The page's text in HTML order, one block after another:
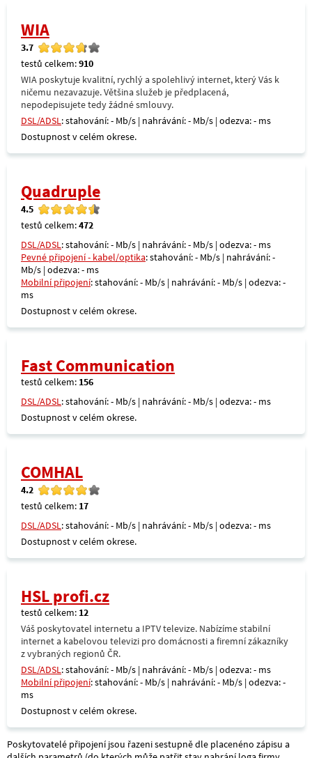
WIA
3.7
testů celkem:910
WIA poskytuje kvalitní, rychlý a spolehlivý internet, který Vás k
ničemu nezavazuje. Většina služeb je předplacená,
nepodepisujete tedy žádné smlouvy.
DSL/ADSL: stahování: - Mb/s | nahrávání: - Mb/s | odezva: - ms
Dostupnost v celém okrese.
Quadruple
4.5
testů celkem:472
DSL/ADSL: stahování: - Mb/s | nahrávání: - Mb/s | odezva: - ms
Pevné připojení - kabel/optika: stahování: - Mb/s | nahrávání: -
Mb/s | odezva: - ms
Mobilní připojení: stahování: - Mb/s | nahrávání: - Mb/s | odezva: -
ms
Dostupnost v celém okrese.
Fast Communication
testů celkem: 156
DSL/ADSL: stahování: - Mb/s | nahrávání: - Mb/s | odezva: - ms
Dostupnost v celém okrese.
COMHAL
4.2
testů celkem: 17
DSL/ADSL: stahování: - Mb/s | nahrávání: - Mb/s | odezva: - ms
Dostupnost v celém okrese.
HSL profi.cz
testů celkem: 12
Váš poskytovatel internetu a IPTV televize. Nabízíme stabilní
internet a kabelovou televizi pro domácnosti a firemní zákazníky
z vybraných regionů ČR.
DSL/ADSL: stahování: - Mb/s | nahrávání: - Mb/s | odezva: - ms
Mobilní připojení: stahování: - Mb/s | nahrávání: - Mb/s | odezva: -
ms
Dostupnost v celém okrese.
Poskytovatelé připojení jsou řazeni sestupně dle placenéno zápisu a